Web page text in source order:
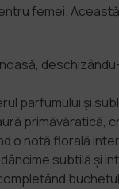
femei.
parfumului și
primăvăratică,
o notă florală
subtilă și